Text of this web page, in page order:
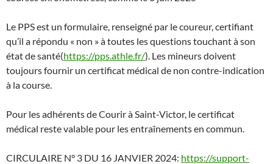
Le PPS est un formulaire, renseigné par le coureur, certifiant
qu’il a répondu « non » à toutes les questions touchant à son
état de santé(https://pps.athle.fr/). Les mineurs doivent
toujours fournir un certificat médical de non contre-indication
à la course.
Pour les adhérents de Courir à Saint-Victor, le certificat
médical reste valable pour les entraînements en commun.
CIRCULAIRE N° 3 DU 16 JANVIER 2024: https://support-